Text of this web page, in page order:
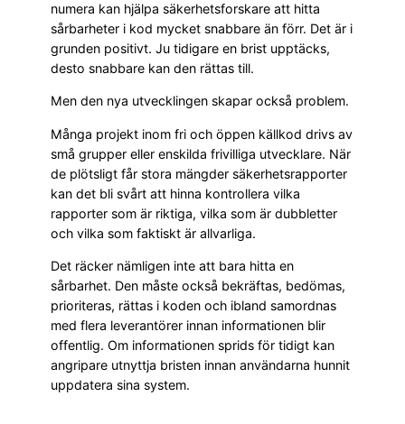
numera kan hjälpa säkerhetsforskare att hitta
sårbarheter i kod mycket snabbare än förr. Det är i
grunden positivt. Ju tidigare en brist upptäcks,
desto snabbare kan den rättas till.
Men den nya utvecklingen skapar också problem.
Många projekt inom fri och öppen källkod drivs av
små grupper eller enskilda frivilliga utvecklare. När
de plötsligt får stora mängder säkerhetsrapporter
kan det bli svårt att hinna kontrollera vilka
rapporter som är riktiga, vilka som är dubbletter
och vilka som faktiskt är allvarliga.
Det räcker nämligen inte att bara hitta en
sårbarhet. Den måste också bekräftas, bedömas,
prioriteras, rättas i koden och ibland samordnas
med flera leverantörer innan informationen blir
offentlig. Om informationen sprids för tidigt kan
angripare utnyttja bristen innan användarna hunnit
uppdatera sina system.